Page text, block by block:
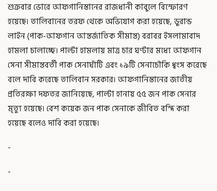
শুক্রবার ভোরে আফগানিস্তানের রাজধানী কাবুলে বিস্ফোরণ
হয়েছে। তালিবানের তরফ থেকে অভিযোগ করা হয়েছে, ডুরান্ড
লাইন (পাক-আফগান আন্তর্জাতিক সীমান্ত) বরাবর ইসলামাবাদ
হামলা চালাচ্ছে। পাল্টা হামলায় মাত্র চার ঘণ্টার মধ্যে আফগান
সেনা সীমান্তবর্তী পাক সেনাঘাঁটি এবং ১৯টি সেনাচৌকি ধ্বংস করেছে
বলে দাবি করেছে তালিবান সরকার। আফগানিস্তানের জাতীয়
প্রতিরক্ষা দফতর জানিয়েছে, পাল্টা হানায় ৫৫ জন পাক সেনার
মৃত্যু হয়েছে। বেশ কয়েক জন পাক সেনাকে জীবিত বন্দি করা
হয়েছে বলেও দাবি করা হয়েছে।
-
-